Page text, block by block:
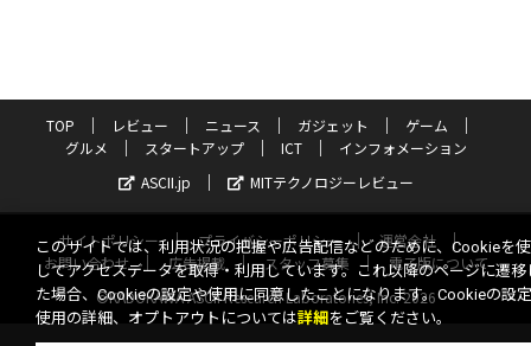
TOP レビュー ニュース ガジェット
ゲーム
グルメ
スタートアップ ICT
インフォメーション
ASCII.jp
MITテクノロジーレビュー
サイトポリシー プライバシーポリシー
運営会社
お問い合わせ
広告掲載 スタッフ募集
電子版について
©KADOKAWA ASCII Research Laboratories, Inc. 2026
このサイトでは、利用状況の把握や広告配信などのために、Cookieを
してアクセスデータを取得・利用しています。これ以降のページに遷移
た場合、Cookieの設定や使用に同意したことになります。Cookieの設
使用の詳細、オプトアウトについては詳細 をご覧ください。